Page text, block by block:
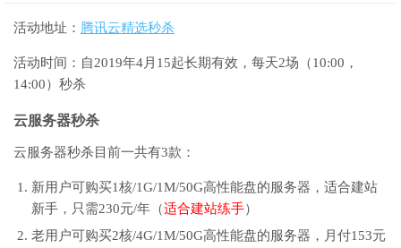
活动地址： 腾讯云精选秒杀
活动时间：自2019年4月15起长期有效，每天2场（10:00，
14:00）秒杀
云服务器秒杀
云服务器秒杀目前一共有3款：
新用户可购买1核/1G/1M/50G高性能盘的服务器，适合建站
新手，只需230元/年（适合建站练手）
老用户可购买2核/4G/1M/50G高性能盘的服务器，月付153元